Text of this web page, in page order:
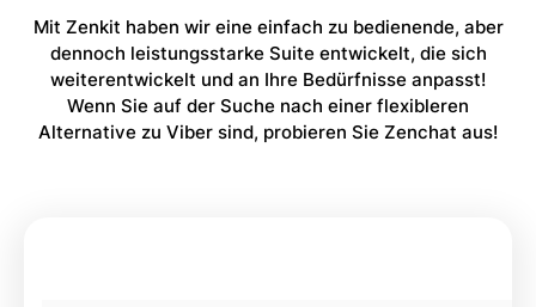
Mit Zenkit haben wir eine einfach zu bedienende, aber
dennoch leistungsstarke Suite entwickelt, die sich
weiterentwickelt und an Ihre Bedürfnisse anpasst!
Wenn Sie auf der Suche nach einer flexibleren
Alternative zu Viber sind, probieren Sie Zenchat aus!